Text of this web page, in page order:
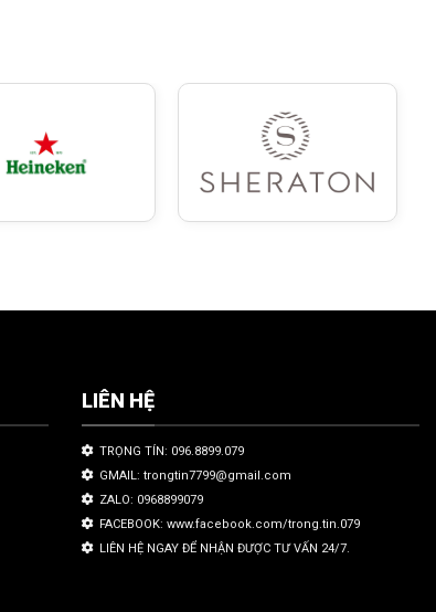
LIÊN HỆ
TRỌNG TÍN: 096.8899.079
GMAIL: trongtin7799@gmail.com
ZALO: 0968899079
FACEBOOK: www.facebook.com/trong.tin.079
LIÊN HỆ NGAY ĐỂ NHẬN ĐƯỢC TƯ VẤN 24/7.